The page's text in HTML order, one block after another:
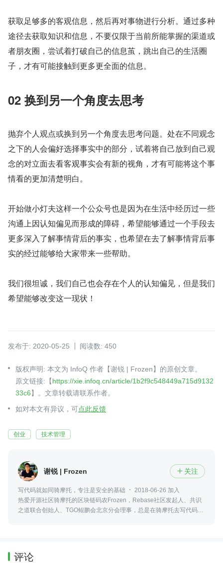
获取足够多的客观信息，然后再对事物进行分析。通过多种
途径去获取知识和信息，不要仅限于当前所能掌握的渠道或
者朋友圈，尝试着打破自己的信息茧，跳出自己的生活圈
子，才有可能接触到更多更全面的信息。
02 换到另一个角度去思考
抛弃个人观点或换到另一个角度去思考问题。处在不同观念
之下的人会偏好选择事实中的部分，试着将自己放到自己观
念的对立面去看客观事实会有新的视角，才有可能将这个事
情看的更加清楚明白。
开始做小灯夫这样一个公众号也是因为在生活中经历过一些
沟通上因认知偏见而形成的障碍，希望能够通过一个手段去
更多深入了解事情背后的事实，也希望在去了解事情背后事
实的经过能够给大家带来一些帮助。
我们很坦诚，我们自己也会存在个人的认知偏见，但是我们
希望能够改变这一现状！
发布于: 2020-05-25 阅读数: 450
版权声明: 本文为 InfoQ 作者【谢锐 | Frozen】的原创文章。
原文链接:【https://xie.infoq.cn/article/1b2f9c548449a715d9132
33c6】。文章转载请联系作者。
如对本文有异议，可点此反馈
创业 技术管理
谢锐 | Frozen  关注
写代码就如同骑摩托，专注是安全的基础
2018-06-26 加入
热爱开源社区骑摩托的区块链码农Frozen，Rebase社区发起人、共识
之道联合创始人、TGO鲲鹏会北京分会理事，总是在骑摩托去写代码的
评论